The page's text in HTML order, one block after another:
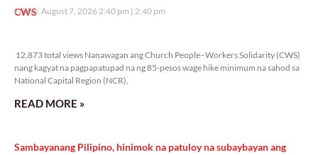
CWS
Friday, August 7, 2026 2:40 pm 2:40 pm
12,873 total views Nanawagan ang Church People–Workers Solidarity (CWS)
nang kagyat na pagpapatupad na ng 85-pesos wage hike minimum na sahod sa
National Capital Region (NCR),
READ MORE »
Sambayanang Pilipino, hinimok na patuloy na subaybayan ang